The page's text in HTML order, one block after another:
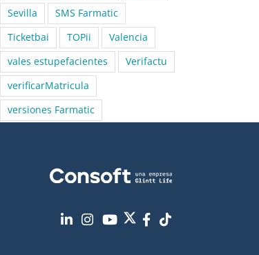
Sevilla
SMS Farmatic
Ticketbai
TOPii
Valencia
vales estupefacientes
Verifactu
verificarMatricula
versiones Farmatic